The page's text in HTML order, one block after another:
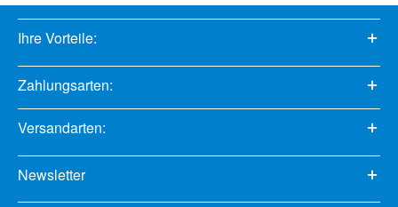
Ihre Vorteile:
Zahlungsarten:
Versandarten:
Newsletter